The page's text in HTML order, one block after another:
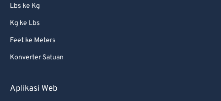
Lbs ke Kg
Kg ke Lbs
Feet ke Meters
Konverter Satuan
Aplikasi Web